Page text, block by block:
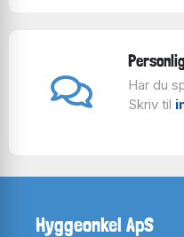
Har du
Skriv til
Hyggeonkel ApS